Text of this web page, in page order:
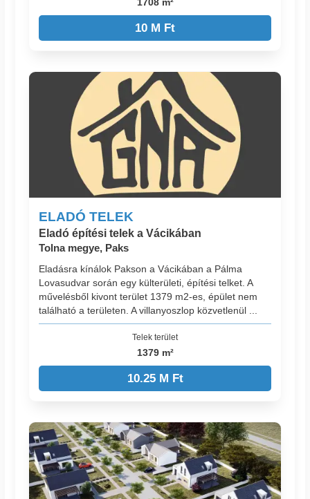
10 M Ft
ELADÓ TELEK
Eladó építési telek a Vácikában
Tolna megye, Paks
Eladásra kínálok Pakson a Vácikában a Pálma
Lovasudvar során egy külterületi, építési telket. A
művelésből kivont terület 1379 m2-es, épület nem
található a területen. A villanyoszlop közvetlenül ...
Telek terület
1379 m²
10.25 M Ft